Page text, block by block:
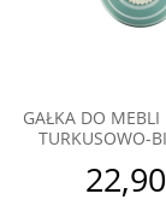
GAŁKA DO MEBLI
TURKUSOWO-